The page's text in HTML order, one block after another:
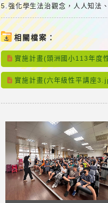
5.強化學生法治觀念，人人知法
相關檔案：
實施計畫(頭洲國小113年度
實施計畫(六年級性平講座